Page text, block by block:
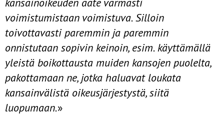
voimistumistaan voimistuva. Silloin
toivottavasti paremmin ja parem­min
onnistutaan sopivin keinoin, esim. käyttämällä
yleistä boikottausta muiden kansojen puolelta,
pakottamaan ne, jotka haluavat loukata
kansain­välistä oikeusjärjestystä, siitä
luopumaan.»